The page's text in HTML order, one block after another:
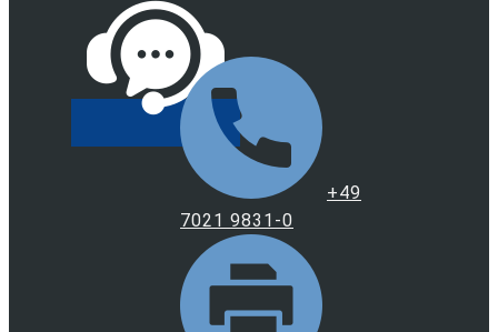
+49
7021 9831-0